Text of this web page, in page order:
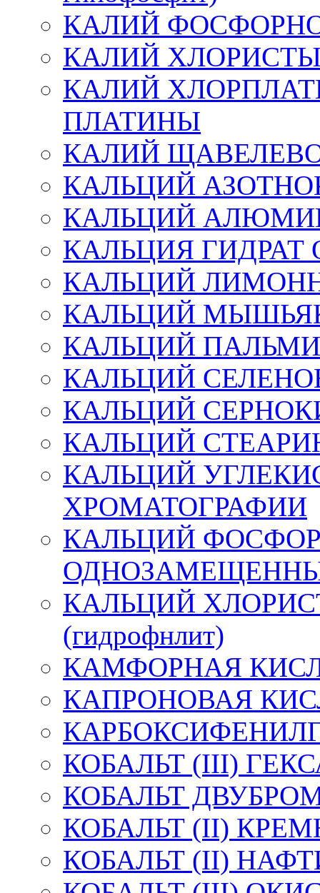
КАЛИЙ
КАЛИЙ
КАЛИЙ
ПЛАТИНЫ
КАЛИЙ
КАЛЬЦИЙ
КАЛЬЦИЙ
КАЛЬЦИЯ ГИДРАТ
КАЛЬЦИЙ
КАЛЬЦИЙ
КАЛЬЦИЙ
КАЛЬЦИЙ
КАЛЬЦИЙ
КАЛЬЦИЙ
КАЛЬЦИЙ
ХРОМАТОГРАФИИ
КАЛЬЦИЙ
КАЛЬЦИЙ
(гидрофнлит)
КАМФОРНАЯ
КАПРОНОВАЯ
КОБАЛЬТ (III)
КОБАЛЬТ
КОБАЛЬТ (II)
КОБАЛЬТ (II)